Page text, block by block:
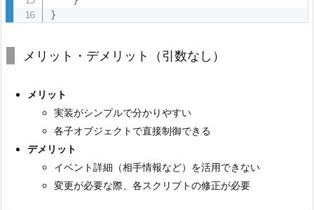
2.
}
メリット・デメリット（引数なし）
メリット
実装がシンプルで分かりやすい
各子オブジェクトで直接制御できる
デメリット
イベント詳細（相手情報など）を活用できない
変更が必要な際、各スクリプトの修正が必要